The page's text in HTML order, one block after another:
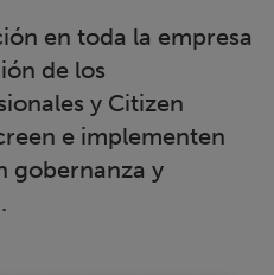
en toda la empresa
de los
y Citizen
e implementen
gobernanza y